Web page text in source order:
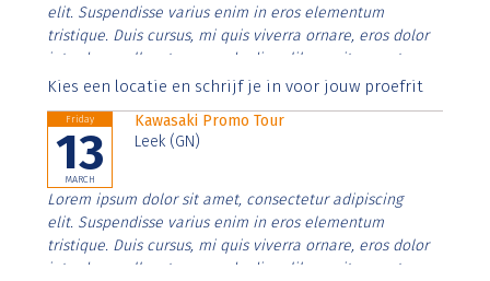
elit. Suspendisse varius enim in eros elementum
tristique. Duis cursus, mi quis viverra ornare, eros dolor
interdum nulla, ut commodo diam libero vitae erat.
Aenean faucibus nibh et justo cursus id rutrum lorem
Kies een locatie en schrijf je in voor jouw proefrit
Friday
13
MARCH
Kawasaki Promo Tour
Leek (GN)
Lorem ipsum dolor sit amet, consectetur adipiscing
elit. Suspendisse varius enim in eros elementum
tristique. Duis cursus, mi quis viverra ornare, eros dolor
interdum nulla, ut commodo diam libero vitae erat.